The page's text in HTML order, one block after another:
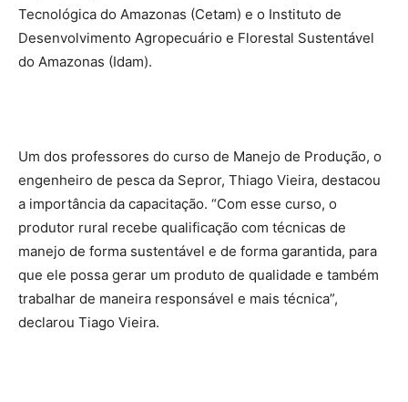
Tecnológica do Amazonas (Cetam) e o Instituto de
Desenvolvimento Agropecuário e Florestal Sustentável
do Amazonas (Idam).
Um dos professores do curso de Manejo de Produção, o
engenheiro de pesca da Sepror, Thiago Vieira, destacou
a importância da capacitação. “Com esse curso, o
produtor rural recebe qualificação com técnicas de
manejo de forma sustentável e de forma garantida, para
que ele possa gerar um produto de qualidade e também
trabalhar de maneira responsável e mais técnica”,
declarou Tiago Vieira.